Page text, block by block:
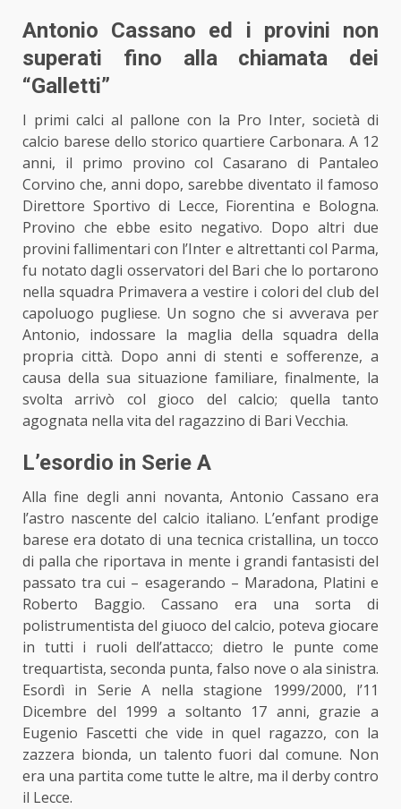
Antonio Cassano ed i provini non
superati fino alla chiamata dei
“Galletti”
I primi calci al pallone con la Pro Inter, società di
calcio barese dello storico quartiere Carbonara. A 12
anni, il primo provino col Casarano di Pantaleo
Corvino che, anni dopo, sarebbe diventato il famoso
Direttore Sportivo di Lecce, Fiorentina e Bologna.
Provino che ebbe esito negativo. Dopo altri due
provini fallimentari con l’Inter e altrettanti col Parma,
fu notato dagli osservatori del Bari che lo portarono
nella squadra Primavera a vestire i colori del club del
capoluogo pugliese. Un sogno che si avverava per
Antonio, indossare la maglia della squadra della
propria città. Dopo anni di stenti e sofferenze, a
causa della sua situazione familiare, finalmente, la
svolta arrivò col gioco del calcio; quella tanto
agognata nella vita del ragazzino di Bari Vecchia.
L’esordio in Serie A
Alla fine degli anni novanta, Antonio Cassano era
l’astro nascente del calcio italiano. L’enfant prodige
barese era dotato di una tecnica cristallina, un tocco
di palla che riportava in mente i grandi fantasisti del
passato tra cui – esagerando – Maradona, Platini e
Roberto Baggio. Cassano era una sorta di
polistrumentista del giuoco del calcio, poteva giocare
in tutti i ruoli dell’attacco; dietro le punte come
trequartista, seconda punta, falso nove o ala sinistra.
Esordì in Serie A nella stagione 1999/2000, l’11
Dicembre del 1999 a soltanto 17 anni, grazie a
Eugenio Fascetti che vide in quel ragazzo, con la
zazzera bionda, un talento fuori dal comune. Non
era una partita come tutte le altre, ma il derby contro
il Lecce.